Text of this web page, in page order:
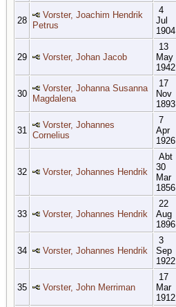
28
Vorster, Joachim Hendrik
Petrus
4
Jul
1904
29 Vorster, Johan Jacob
13
May
1942
30
Vorster, Johanna Susanna
Magdalena
17
Nov
1893
31
Vorster, Johannes
Cornelius
7
Apr
1926
32 Vorster, Johannes Hendrik
Abt
30
Mar
1856
33 Vorster, Johannes Hendrik
22
Aug
1896
34 Vorster, Johannes Hendrik
3
Sep
1922
35 Vorster, John Merriman
17
Mar
1912